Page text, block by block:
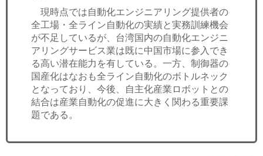
現時点では自動化エンジニアリング提供者の
全工場・全ライン自動化の実績と実務訓練機会
が不足しているが、台湾国内の自動化エンジニ
アリングサービス業は既に中国市場に参入でき
る高い潜在能力を有している。一方、制御器の
国産化はなおも全ライン自動化のボトルネック
となっており、今後、自主化産業ロボットとの
結合は産業自動化の促進に大きく関わる重要課
題である。